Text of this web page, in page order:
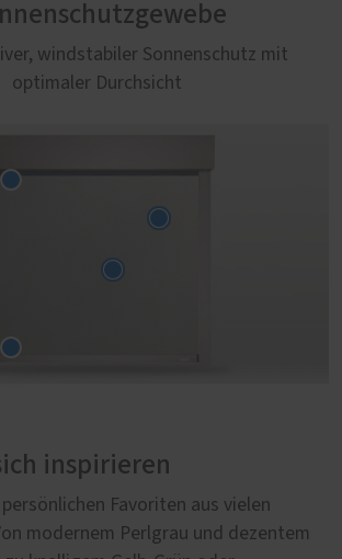
windstabiler Sonnenschutz mit
optimaler Durchsicht
inspirieren
Favoriten aus vielen
modernem Perlgrau und dezentem